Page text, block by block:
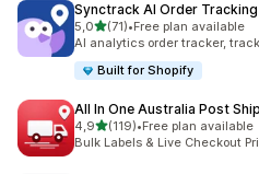
Synctrack AI Order Tracking
5,0z 5 hvězd
(71)
Celkový počet recenzí: 71
•Free plan available
AI analytics order tracker,
Built for Shopify
All In One Australia Post Ship
4,9z 5 hvězd
(119)
Celkový počet recenzí: 119
•Free plan available
Bulk Labels & Live Checkout